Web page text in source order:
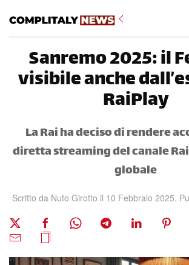
Sanremo 2025: il
visibile anche
RaiPlay
La Rai ha deciso di rendere
diretta streaming del canale
globale
Scritto da Nuto Girotto il 10 Febbraio 2025.